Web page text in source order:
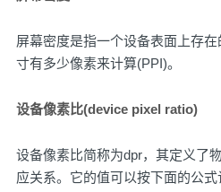
屏幕密度是指一个设备表面上存
寸有多少像素来计算(PPI)。
设备像素比(device pixel ratio)
设备像素比简称为dpr，其定义了
应关系。它的值可以按下面的公式